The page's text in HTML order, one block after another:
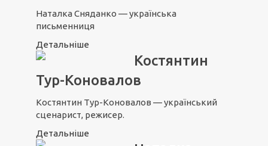
Наталка Сняданко — українська
письменниця
Детальніше
Костянтин
Тур-Коновалов
Костянтин Тур-Коновалов — український
сценарист, режисер.
Детальніше